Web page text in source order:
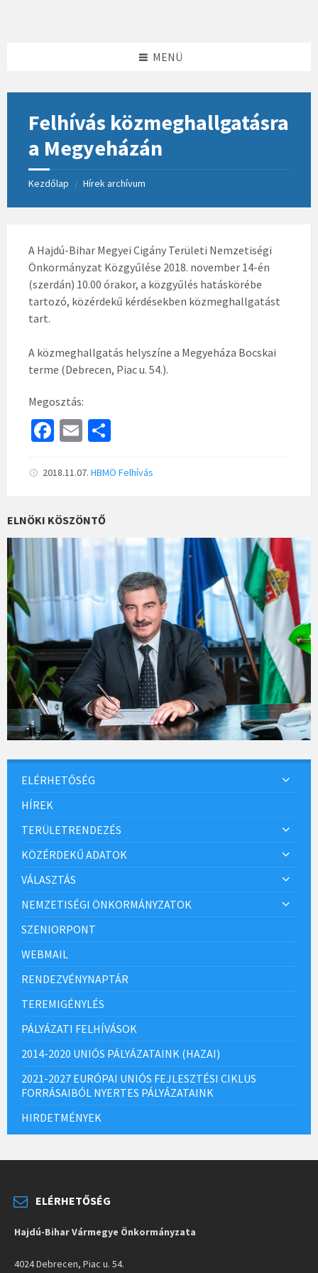
MENÜ
Felhívás közmeghallgatásra
a Megyeházán
Kezdőlap / Hírek archívum
A Hajdú-Bihar Megyei Cigány Területi Nemzetiségi
Önkormányzat Közgyűlése 2018. november 14-én
(szerdán) 10.00 órakor, a közgyűlés hatáskörébe
tartozó, közérdekű kérdésekben közmeghallgatást
tart.
A közmeghallgatás helyszíne a Megyeháza Bocskai
terme (Debrecen, Piac u. 54.).
Megosztás:
Fa
b
o
o
k
E
ai
l
ar
e
2018.11.07. HBMÖ Felhívás
ELNÖKI KÖSZÖNTŐ
ELÉRHETŐSÉG
HÍREK
TERÜLETRENDEZÉS
KÖZÉRDEKŰ ADATOK
VÁLASZTÁS
NEMZETISÉGI ÖNKORMÁNYZATOK
SZENIORPONT
WEBMAIL
RENDEZVÉNYNAPTÁR
TEREMIGÉNYLÉS
PÁLYÁZATI FELHÍVÁSOK
2014-2020 UNIÓS PÁLYÁZATAINK (HAZAI)
2021-2027 EURÓPAI UNIÓS FEJLESZTÉSI CIKLUS
FORRÁSAIBÓL NYERTES PÁLYÁZATAINK
HIRDETMÉNYEK
ELÉRHETŐSÉG
Hajdú-Bihar Vármegye Önkormányzata
4024 Debrecen, Piac u. 54.